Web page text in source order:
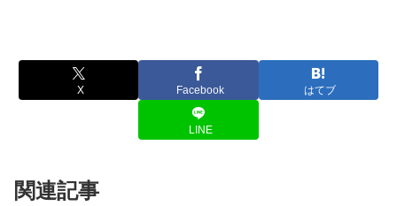
X Facebook はてブ
LINE
関連記事